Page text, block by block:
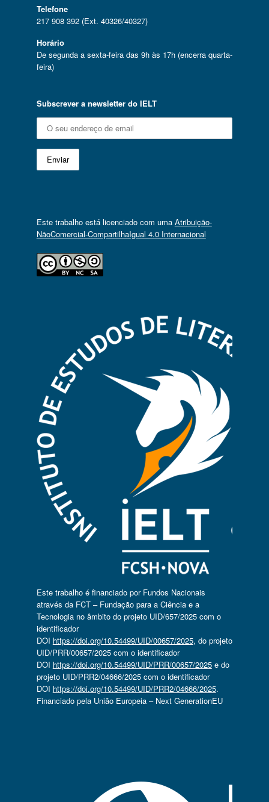
Telefone
217 908 392 (Ext. 40326/40327)
Horário
De segunda a sexta-feira das 9h às 17h (encerra quarta-
feira)
Subscrever a newsletter do IELT
Este trabalho está licenciado com uma Atribuição-
NãoComercial-CompartilhaIgual 4.0 Internacional
Este trabalho é financiado por Fundos Nacionais
através da FCT – Fundação para a Ciência e a
Tecnologia no âmbito do projeto UID/657/2025 com o
identificador
DOI https://doi.org/10.54499/UID/00657/2025, do projeto
UID/PRR/00657/2025 com o identificador
DOI https://doi.org/10.54499/UID/PRR/00657/2025e do
projeto UID/PRR2/04666/2025 com o identificador
DOI https://doi.org/10.54499/UID/PRR2/04666/2025.
Financiado pela União Europeia – Next GenerationEU